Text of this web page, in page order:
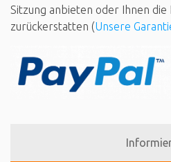
Sitzung anbieten oder Ihnen
zurückerstatten (Unsere